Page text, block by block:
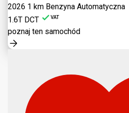
2026 1 km Benzyna Automatyczna
1.6T DCT
VAT
poznaj ten samochód